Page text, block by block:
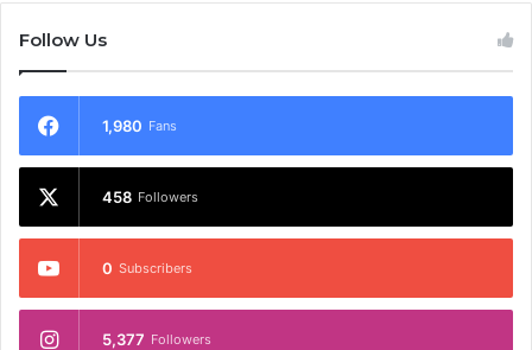
Follow Us
1,980 Fans
458 Followers
0 Subscribers
5,377 Followers